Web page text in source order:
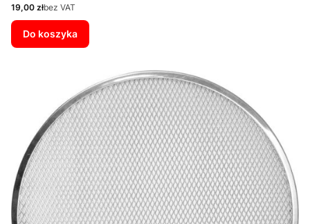
Cena
19,00 złbez VAT
Do koszyka